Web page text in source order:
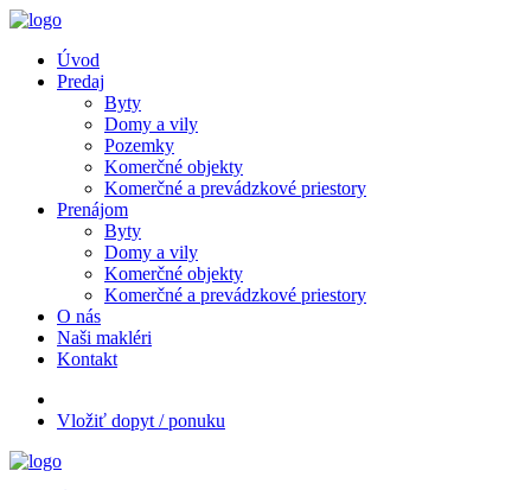
Úvod
Predaj
Byty
Domy a vily
Pozemky
Komerčné objekty
Komerčné a prevádzkové priestory
Prenájom
Byty
Domy a vily
Komerčné objekty
Komerčné a prevádzkové priestory
O nás
Naši makléri
Kontakt
Vložiť dopyt / ponuku